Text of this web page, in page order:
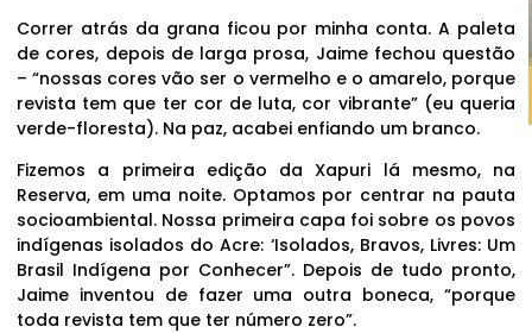
Correr atrás da grana ficou por minha conta. A paleta
de cores, depois de larga prosa, Jaime fechou questão
– “nossas cores vão ser o vermelho e o amarelo, porque
revista tem que ter cor de luta, cor vibrante” (eu queria
verde-floresta). Na paz, acabei enfiando um branco.
Fizemos a primeira edição da Xapuri lá mesmo, na
Reserva, em uma noite. Optamos por centrar na pauta
socioambiental. Nossa primeira capa foi sobre os povos
indígenas isolados do Acre: ‘Isolados, Bravos, Livres: Um
Brasil Indígena por Conhecer”. Depois de tudo pronto,
Jaime inventou de fazer uma outra boneca, “porque
toda revista tem que ter número zero”.